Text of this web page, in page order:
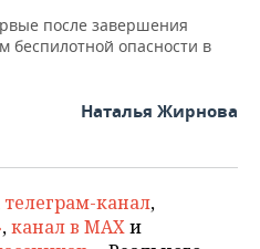
после завершения
беспилотной опасности в
Наталья Жирнова
телеграм-канал,
,канал в MAXи